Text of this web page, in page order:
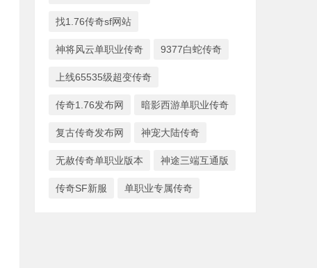
找1.76传奇sf网站
神将风云单职业传奇 9377白蛇传奇
上线65535级超变传奇
传奇1.76发布网 暗影西游单职业传奇
复古传奇发布网 神宠大陆传奇
无赦传奇单职业版本 神途三端互通版
传奇SF新服 单职业专属传奇